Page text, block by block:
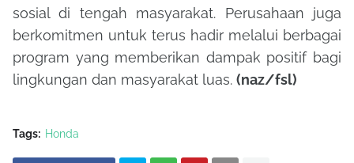
sosial di tengah masyarakat. Perusahaan juga
berkomitmen untuk terus hadir melalui berbagai
program yang memberikan dampak positif bagi
lingkungan dan masyarakat luas. (naz/fsl)
Tags: Honda